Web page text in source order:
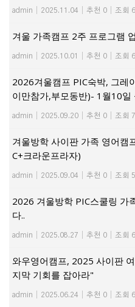
admin 2025.11.04 추천 0 조회
겨울 가족캠프 2주 프로그램
admin 2025.10.01 추천 0 조회
2026겨울캠프 PIC숙박, 그레
이만참가,부모동반)- 1월10일
admin 2025.09.20 추천 0 조회
겨울방학 사이판 가족 영어캠
C+크라운프라자)
admin 2025.09.04 추천 0 조회
2026 겨울방학 PIC스쿨링 가
다..
admin 2025.08.27 추천 0 조회
와우영어캠프, 2025 사이판
지막 기회를 잡아라"
admin 2025.06.24 추천 0 조회